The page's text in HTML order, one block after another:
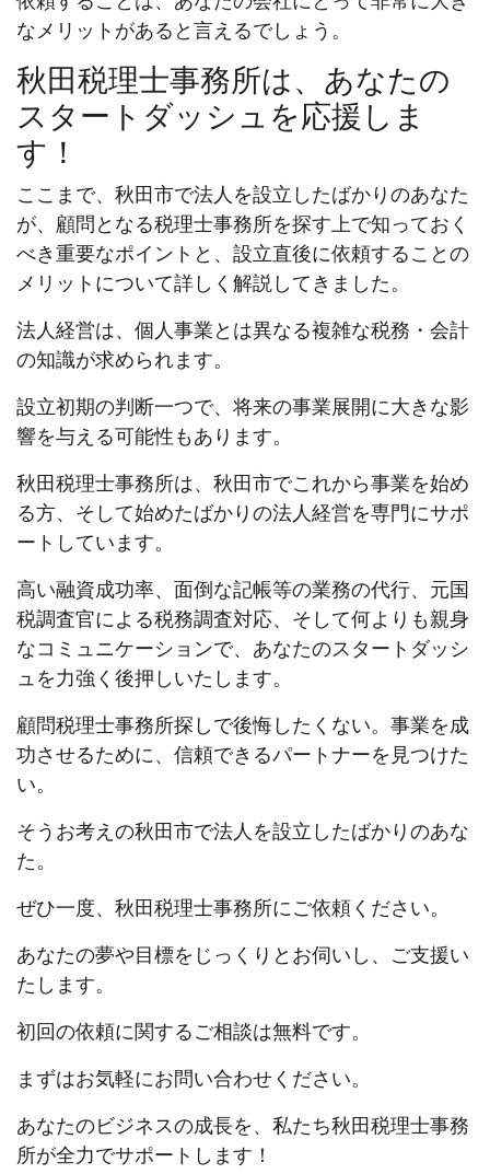
なメリットがあると言えるでしょう。
秋田税理士事務所は、あなたの
スタートダッシュを応援しま
す！
ここまで、秋田市で法人を設立したばかりのあなた
が、顧問となる税理士事務所を探す上で知っておく
べき重要なポイントと、設立直後に依頼することの
メリットについて詳しく解説してきました。
法人経営は、個人事業とは異なる複雑な税務・会計
の知識が求められます。
設立初期の判断一つで、将来の事業展開に大きな影
響を与える可能性もあります。
秋田税理士事務所は、秋田市でこれから事業を始め
る方、そして始めたばかりの法人経営を専門にサポ
ートしています。
高い融資成功率、面倒な記帳等の業務の代行、元国
税調査官による税務調査対応、そして何よりも親身
なコミュニケーションで、あなたのスタートダッシ
ュを力強く後押しいたします。
顧問税理士事務所探しで後悔したくない。事業を成
功させるために、信頼できるパートナーを見つけた
い。
そうお考えの秋田市で法人を設立したばかりのあな
た。
ぜひ一度、秋田税理士事務所にご依頼ください。
あなたの夢や目標をじっくりとお伺いし、ご支援い
たします。
初回の依頼に関するご相談は無料です。
まずはお気軽にお問い合わせください。
あなたのビジネスの成長を、私たち秋田税理士事務
所が全力でサポートします！